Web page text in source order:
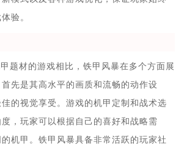
验。
题材的游戏相比，铁甲风暴在多个方面展
先是其高水平的画质和流畅的动作设
的视觉享受。游戏的机甲定制和战术选
，玩家可以根据自己的喜好和战略需
机甲。铁甲风暴具备非常活跃的玩家社